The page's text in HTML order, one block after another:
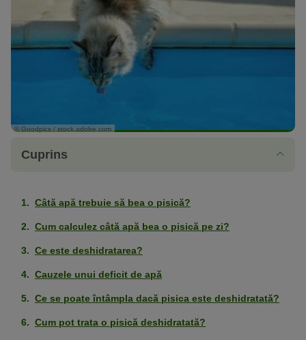
© Goodpics / stock.adobe.com
Cuprins
Câtă apă trebuie să bea o pisică?
Cum calculez câtă apă bea o pisică pe zi?
Ce este deshidratarea?
Cauzele unui deficit de apă
Ce se poate întâmpla dacă pisica este deshidratată?
Cum pot trata o pisică deshidratată?